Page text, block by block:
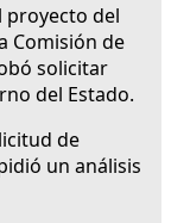
proyecto del
Comisión de
solicitar
del Estado.
de
un análisis